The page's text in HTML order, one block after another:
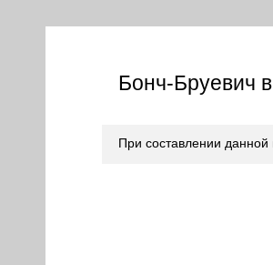
Бонч-Бруевич
При составлении